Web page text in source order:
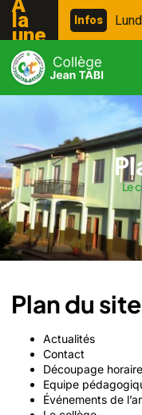
la
une
Infos Lund
Le
Plan du site
Actualités
Contact
Découpage horaire
Equipe
Événements de